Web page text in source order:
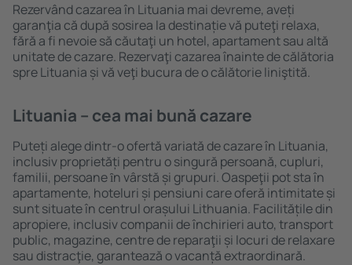
Rezervând cazarea în Lituania mai devreme, aveți
garanţia că după sosirea la destinație vă puteţi relaxa,
fără a fi nevoie să căutaţi un hotel, apartament sau altă
unitate de cazare. Rezervaţi cazarea înainte de călătoria
spre Lituania și vă veţi bucura de o călătorie liniştită.
Lituania – cea mai bună cazare
Puteți alege dintr-o ofertă variată de cazare în Lituania,
inclusiv proprietăți pentru o singură persoană, cupluri,
familii, persoane ȋn vârstă și grupuri. Oaspeţii pot sta în
apartamente, hoteluri și pensiuni care oferă intimitate și
sunt situate în centrul orașului Lithuania. Facilitățile din
apropiere, inclusiv companii de închirieri auto, transport
public, magazine, centre de reparaţii și locuri de relaxare
sau distracţie, garantează o vacanță extraordinară.